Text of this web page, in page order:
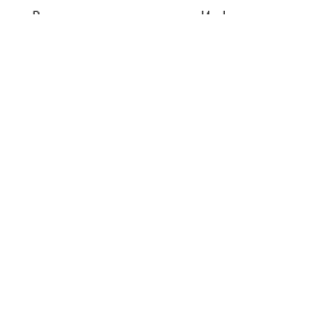
Возврат товара
Информация